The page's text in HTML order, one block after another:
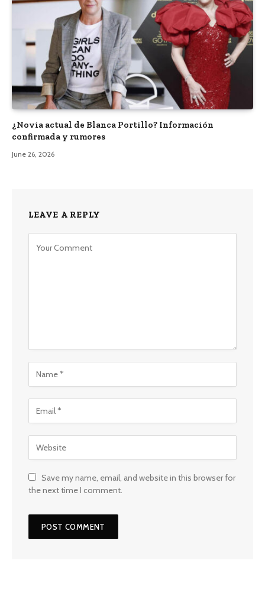
¿Novia actual de Blanca Portillo? Información
confirmada y rumores
June 26, 2026
LEAVE A REPLY
Save my name, email, and website in this browser for
the next time I comment.